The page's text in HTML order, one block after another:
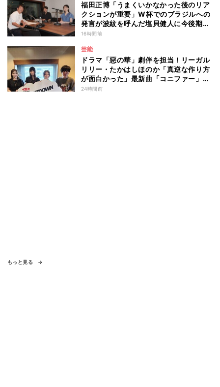
福田正博「うまくいかなかった後のリア
クションが重要」W杯でのブラジルへの
発言が波紋を呼んだ塩貝健人に今後期待
することは？
16時間前
芸能
ドラマ「惡の華」劇伴を担当！リーガル
リリー・たかはしほのか「真逆な作り方
が面白かった」最新曲「コニファー」制
作秘話も
24時間前
もっと見る